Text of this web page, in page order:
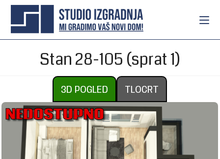
Stan 28-105 (sprat 1)
3D POGLED TLOCRT
NEDOSTUPNO